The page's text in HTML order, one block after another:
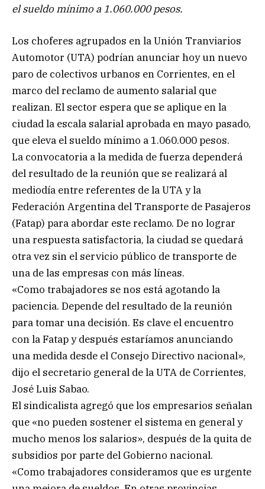
el sueldo mínimo a 1.060.000 pesos.
Los choferes agrupados en la Unión Tranviarios
Automotor (UTA) podrían anunciar hoy un nuevo
paro de colectivos urbanos en Corrientes, en el
marco del reclamo de aumento salarial que
realizan. El sector espera que se aplique en la
ciudad la escala salarial aprobada en mayo pasado,
que eleva el sueldo mínimo a 1.060.000 pesos.
La convocatoria a la medida de fuerza dependerá
del resultado de la reunión que se realizará al
mediodía entre referentes de la UTA y la
Federación Argentina del Transporte de Pasajeros
(Fatap) para abordar este reclamo. De no lograr
una respuesta satisfactoria, la ciudad se quedará
otra vez sin el servicio público de transporte de
una de las empresas con más líneas.
«Como trabajadores se nos está agotando la
paciencia. Depende del resultado de la reunión
para tomar una decisión. Es clave el encuentro
con la Fatap y después estaríamos anunciando
una medida desde el Consejo Directivo nacional»,
dijo el secretario general de la UTA de Corrientes,
José Luis Sabao.
El sindicalista agregó que los empresarios señalan
que «no pueden sostener el sistema en general y
mucho menos los salarios», después de la quita de
subsidios por parte del Gobierno nacional.
«Como trabajadores consideramos que es urgente